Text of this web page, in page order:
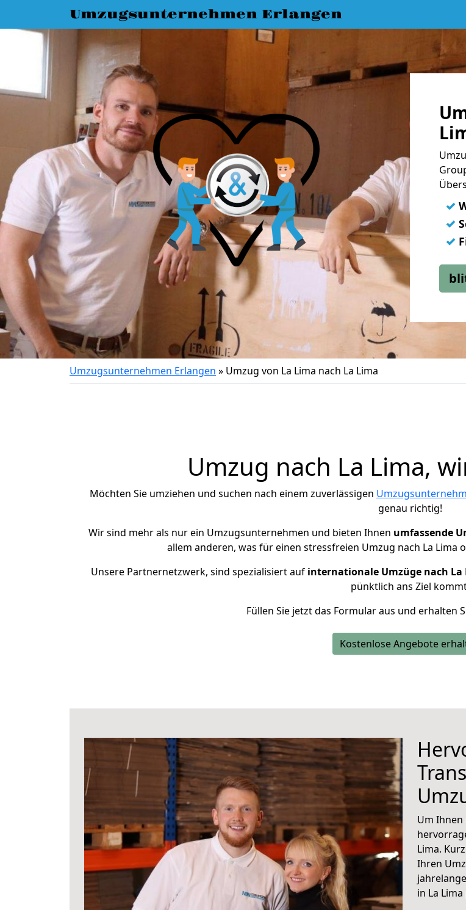
Umzugsunternehmen Erlangen
✓
✓
✓
Umzugsunternehmen Erlangen » Umzug von La Lima nach La Lima
Umzug nach La Lima,
Möchten Sie umziehen und suchen nach einem zuverlässigen
genau richtig!
Wir sind mehr als nur ein Umzugsunternehmen und bieten Ihnen umfassende
allem anderen, was für einen stressfreien Umzug nach La
Unsere Partnernetzwerk, sind spezialisiert auf internationale Umzüge nach La
pünktlich ans Ziel
Füllen Sie jetzt das Formular aus und erhalten
Kostenlose Angebote
Um
Lima.
Ihren
in La